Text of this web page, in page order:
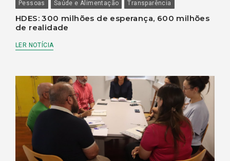
Pessoas Saúde e Alimentação Transparência
HDES: 300 milhões de esperança, 600 milhões
de realidade
LER NOTÍCIA